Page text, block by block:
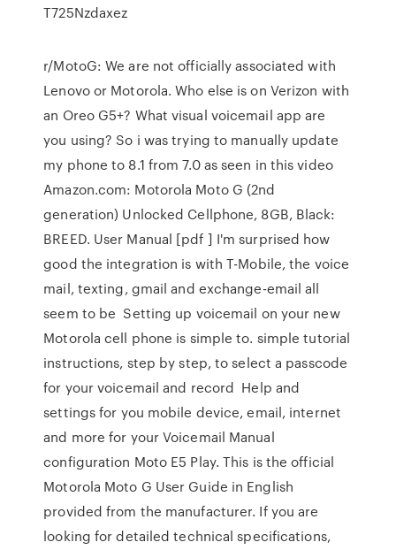
T725Nzdaxez
r/MotoG: We are not officially associated with
Lenovo or Motorola. Who else is on Verizon with
an Oreo G5+? What visual voicemail app are
you using? So i was trying to manually update
my phone to 8.1 from 7.0 as seen in this video
Amazon.com: Motorola Moto G (2nd
generation) Unlocked Cellphone, 8GB, Black:
BREED. User Manual [pdf ] I'm surprised how
good the integration is with T-Mobile, the voice
mail, texting, gmail and exchange-email all
seem to be Setting up voicemail on your new
Motorola cell phone is simple to. simple tutorial
instructions, step by step, to select a passcode
for your voicemail and record Help and
settings for you mobile device, email, internet
and more for your Voicemail Manual
configuration Moto E5 Play. This is the official
Motorola Moto G User Guide in English
provided from the manufacturer. If you are
looking for detailed technical specifications,